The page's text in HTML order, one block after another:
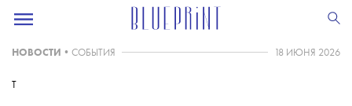
НОВОСТИ • СОБЫТИЯ 18 ИЮНЯ 2026
T